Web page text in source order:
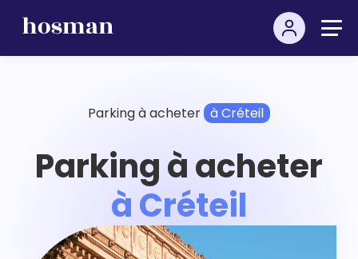
Parking à acheter à Créteil
Parking à acheter
à Créteil